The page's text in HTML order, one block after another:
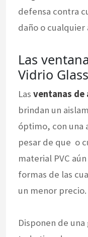
defensa contra
daño o cualquier
Las
Vidrio Glass
Las ventanas de
brindan un
óptimo, con una
pesar de que o
material PVC
formas de las
un menor precio.
Disponen de